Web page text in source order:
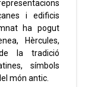
i edificis
ha pogut
Hèrcules,
la tradició
símbols
món antic.